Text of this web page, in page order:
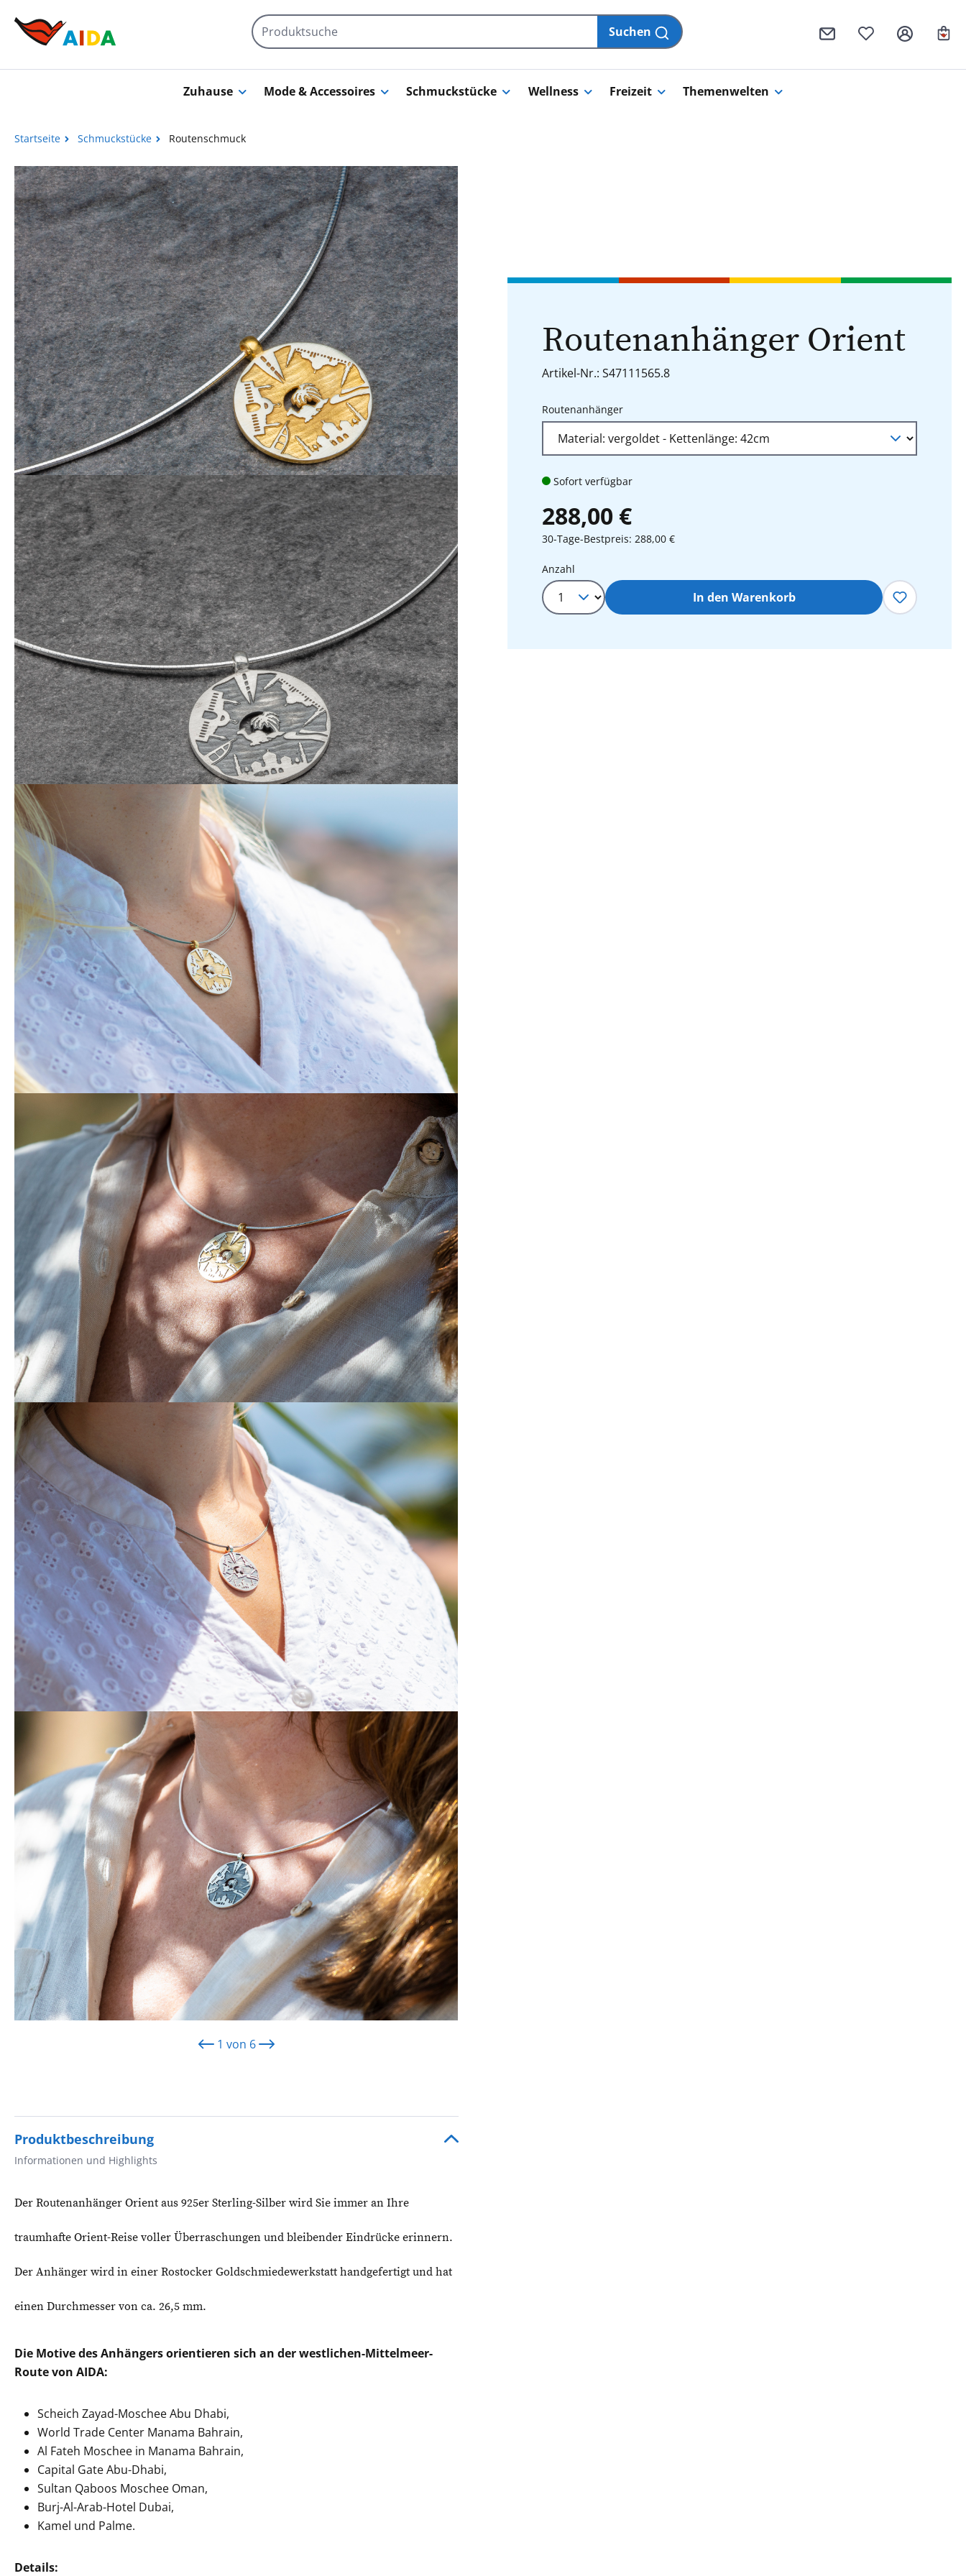
Suchen
Zuhause Mode & Accessoires Schmuckstücke Wellness Freizeit Themenwelten
Startseite Schmuckstücke Routenschmuck
Routenanhänger Orient
Artikel-Nr.: S47111565.8
Routenanhängerauswählen
Sofort verfügbar
288,00 €
30-Tage-Bestpreis: 288,00 €
Produkt Anzahl: Gib den gewünschten Wert ein
Anzahl
In den Warenkorb
Bildergalerie überspringen
1 von 6
Produktbeschreibung
Informationen und Highlights
Der Routenanhänger Orient aus 925er Sterling-Silber wird Sie immer an Ihre
traumhafte Orient-Reise voller Überraschungen und bleibender Eindrücke erinnern.
Der Anhänger wird in einer Rostocker Goldschmiedewerkstatt handgefertigt und hat
einen Durchmesser von ca. 26,5 mm.
Die Motive des Anhängers orientieren sich an der westlichen-Mittelmeer-
Route von AIDA:
Scheich Zayad-Moschee Abu Dhabi,
World Trade Center Manama Bahrain,
Al Fateh Moschee in Manama Bahrain,
Capital Gate Abu-Dhabi,
Sultan Qaboos Moschee Oman,
Burj-Al-Arab-Hotel Dubai,
Kamel und Palme.
Details: